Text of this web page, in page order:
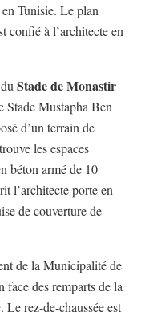
Tunisie. Le plan
confié à l’architecte en
Stade de Monastir
Stade Mustapha Ben
d’un terrain de
les espaces
béton armé de 10
l’architecte porte en
de couverture de
de la Municipalité de
des remparts de la
Le rez-de-chaussée est